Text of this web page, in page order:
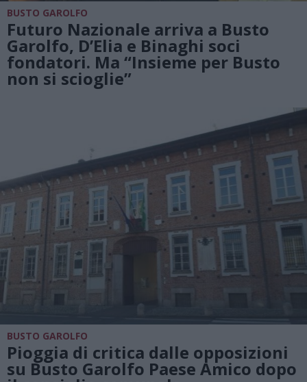
BUSTO GAROLFO
Futuro Nazionale arriva a Busto
Garolfo, D’Elia e Binaghi soci
fondatori. Ma “Insieme per Busto
non si scioglie”
BUSTO GAROLFO
Pioggia di critica dalle opposizioni
su Busto Garolfo Paese Amico dopo